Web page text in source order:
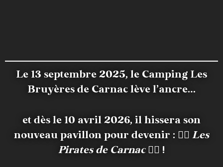
Le 13 septembre 2025, le Camping Les
Bruyères de Carnac lève l’ancre…
et dès le 10 avril 2026, il hissera son
nouveau pavillon pour devenir : 🏴‍☠️ Les
Pirates de Carnac🏴‍☠️ !